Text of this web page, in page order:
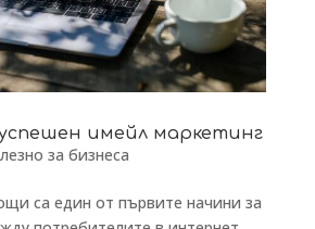
имейл маркетинг
за бизнеса
са един от първите начини за